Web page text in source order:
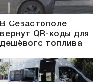
В Севастополе
вернут QR-коды для
дешёвого топлива